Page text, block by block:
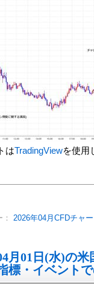
はTradingViewを使用
： 2026年04月CFDチャ
月01日(水)の
標・イベント